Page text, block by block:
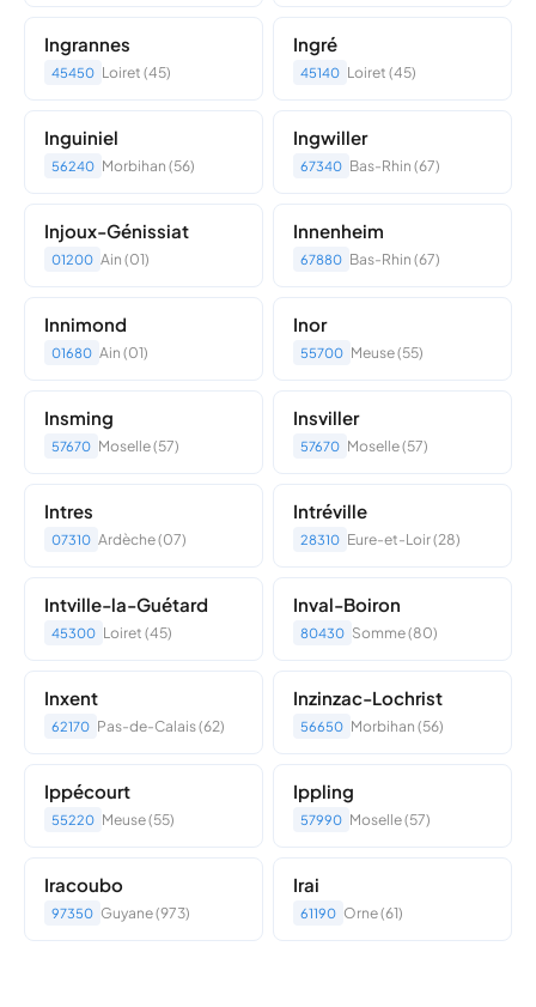
Ingrannes
45450 Loiret (45)
Ingré
45140 Loiret (45)
Inguiniel
56240 Morbihan (56)
Ingwiller
67340 Bas-Rhin (67)
Injoux-Génissiat
01200 Ain (01)
Innenheim
67880 Bas-Rhin (67)
Innimond
01680 Ain (01)
Inor
55700 Meuse (55)
Insming
57670 Moselle (57)
Insviller
57670 Moselle (57)
Intres
07310 Ardèche (07)
Intréville
28310 Eure-et-Loir (28)
Intville-la-Guétard
45300 Loiret (45)
Inval-Boiron
80430 Somme (80)
Inxent
62170 Pas-de-Calais (62)
Inzinzac-Lochrist
56650 Morbihan (56)
Ippécourt
55220 Meuse (55)
Ippling
57990 Moselle (57)
Iracoubo
97350 Guyane (973)
Irai
61190 Orne (61)